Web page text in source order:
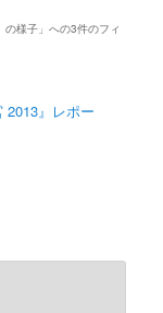
の様子 」への3件のフィ
2013』レポー